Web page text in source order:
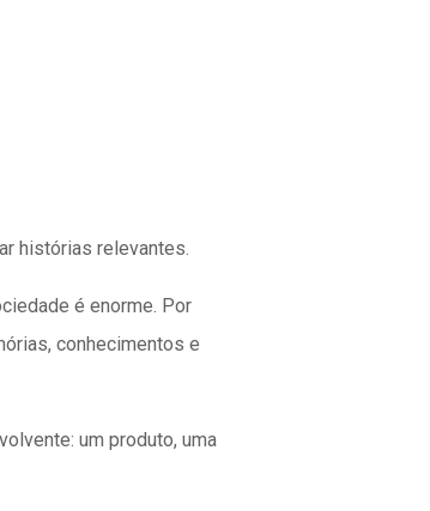
histórias relevantes.
é enorme. Por
conhecimentos e
um produto, uma